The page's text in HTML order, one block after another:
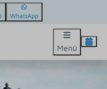
WhatsApp
Menü